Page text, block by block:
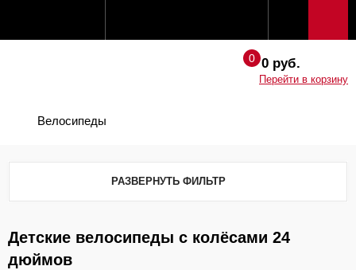
0 руб.
Перейти в корзину
Велосипеды
РАЗВЕРНУТЬ ФИЛЬТР
Детские велосипеды с колёсами 24
дюймов